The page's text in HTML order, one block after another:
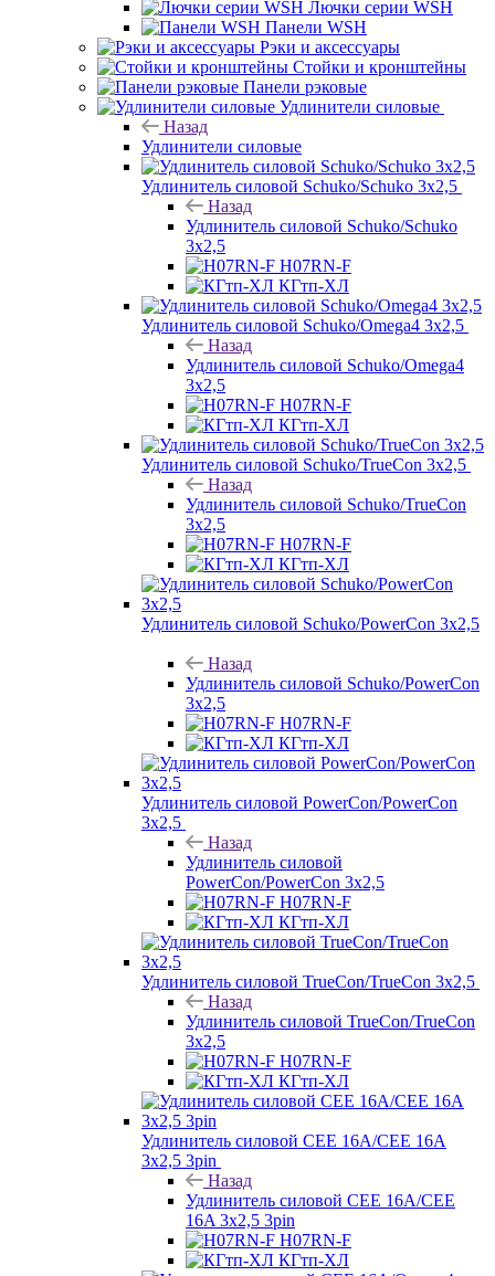
Лючки серии WSH
Панели WSH
Рэки и аксессуары
Стойки и кронштейны
Панели рэковые
Удлинители силовые
Назад
Удлинители силовые
Удлинитель силовой Schuko/Schuko 3х2,5
Назад
Удлинитель силовой Schuko/Schuko
3х2,5
H07RN-F
КГтп-ХЛ
Удлинитель силовой Schuko/Omega4 3х2,5
Назад
Удлинитель силовой Schuko/Omega4
3х2,5
H07RN-F
КГтп-ХЛ
Удлинитель силовой Schuko/TrueCon 3х2,5
Назад
Удлинитель силовой Schuko/TrueCon
3х2,5
H07RN-F
КГтп-ХЛ
Удлинитель силовой Schuko/PowerCon 3х2,5
Назад
Удлинитель силовой Schuko/PowerCon
3х2,5
H07RN-F
КГтп-ХЛ
Удлинитель силовой PowerCon/PowerCon
3х2,5
Назад
Удлинитель силовой
PowerCon/PowerCon 3х2,5
H07RN-F
КГтп-ХЛ
Удлинитель силовой TrueCon/TrueCon 3х2,5
Назад
Удлинитель силовой TrueCon/TrueCon
3х2,5
H07RN-F
КГтп-ХЛ
Удлинитель силовой CEE 16A/CEE 16A
3х2,5 3pin
Назад
Удлинитель силовой CEE 16A/CEE
16A 3х2,5 3pin
H07RN-F
КГтп-ХЛ